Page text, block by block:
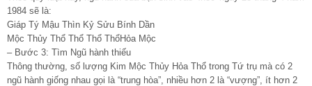
1984 sẽ là:
Giáp Tý Mậu Thìn Kỷ Sửu Bính Dần
Mộc Thủy Thổ Thổ Thổ ThổHỏa Mộc
– Bước 3: Tìm Ngũ hành thiếu
Thông thường, số lượng Kim Mộc Thủy Hỏa Thổ trong Tứ trụ mà có 2
ngũ hành giống nhau gọi là “trung hòa”, nhiều hơn 2 là “vượng”, ít hơn 2